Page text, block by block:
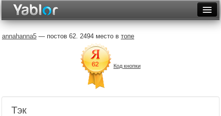
Неделя
Месяц
Рейтинги
annahanna5 — постов 62. 2494 место в топе
Код кнопки
Тэк